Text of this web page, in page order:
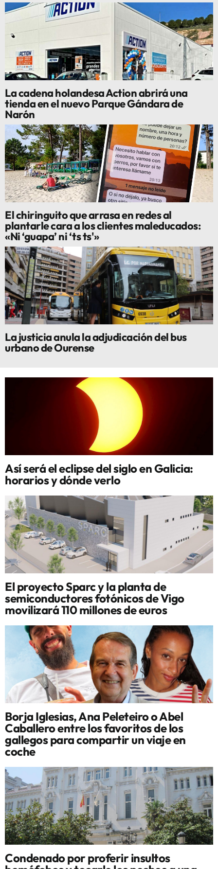
La cadena holandesa Action abrirá una
tienda en el nuevo Parque Gándara de
Narón
El chiringuito que arrasa en redes al
plantarle cara a los clientes maleducados:
«Ni ‘guapa’ ni ‘ts ts'»
La justicia anula la adjudicación del bus
urbano de Ourense
Así será el eclipse del siglo en Galicia:
horarios y dónde verlo
El proyecto Sparc y la planta de
semiconductores fotónicos de Vigo
movilizará 110 millones de euros
Borja Iglesias, Ana Peleteiro o Abel
Caballero entre los favoritos de los
gallegos para compartir un viaje en
coche
Condenado por proferir insultos